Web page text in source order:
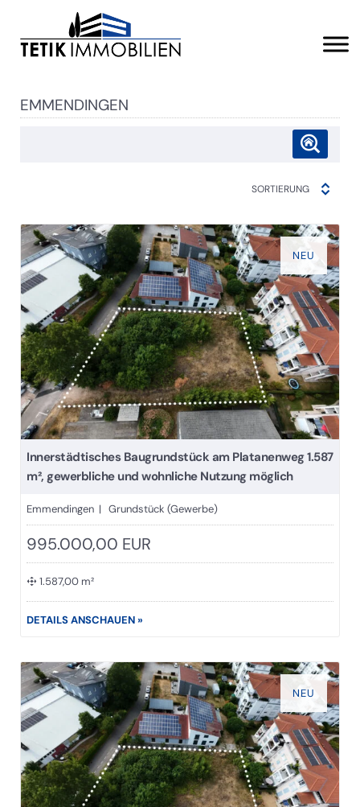
EMMENDINGEN
SORTIERUNG
NEU
Innerstädtisches Baugrundstück am Platanenweg 1.587
m², gewerbliche und wohnliche Nutzung möglich
Emmendingen | Grundstück (Gewerbe)
995.000,00 EUR
1.587,00 m²
DETAILS ANSCHAUEN »
NEU